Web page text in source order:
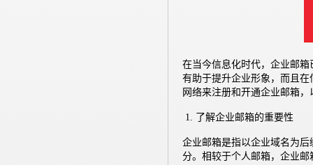
在当今信息化时代，企业邮
有助于提升企业形象，而且
网络来注册和开通企业邮箱
1. 了解企业邮箱的重要性
企业邮箱是指以企业域名为
分。相较于个人邮箱，企业